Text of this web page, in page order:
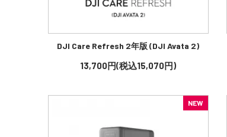
DJI Care Refresh 2年版 (DJI Avata 2)
13,700円(税込15,070円)
NEW